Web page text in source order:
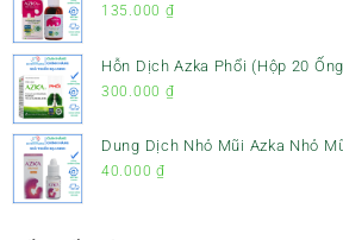
Ho, Tiêu Đờm & Đau Rát Họng
135.000 ₫
Hỗn Dịch Azka Phổi (Hộp 20
Tiêu Đờm & Bổ Phổi
300.000 ₫
Dung Dịch Nhỏ Mũi Azka Nhỏ
Sổ Mũi Cho Trẻ Sơ Sinh
40.000 ₫